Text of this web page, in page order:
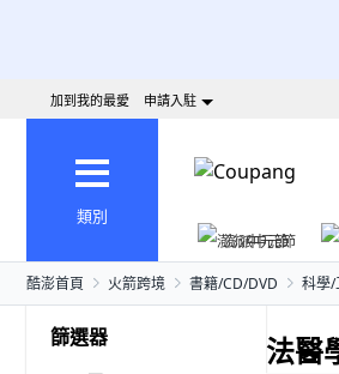
加到我的最愛 申請入駐
類別
澎派中元節
酷澎首頁 火箭跨境 書籍/CD/DVD 科學/
篩選器 法醫